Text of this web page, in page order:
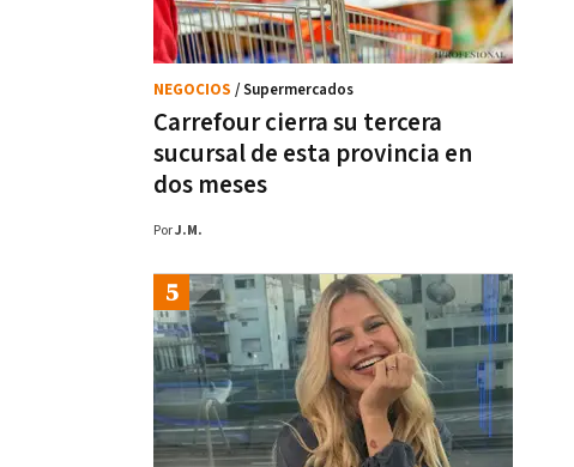
Carrefour cierra su tercera
sucursal de esta provincia en
dos meses
NEGOCIOS / Supermercados
PorJ.M.